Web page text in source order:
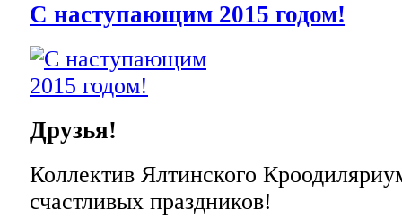
С наступающим 2015 годом!
Друзья!
Коллектив Ялтинского
счастливых праздников!